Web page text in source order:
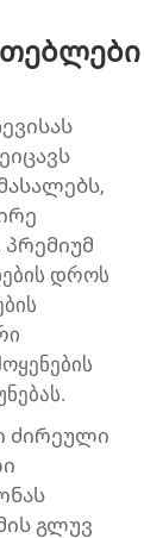
დროს
ძირეული
გლუვ